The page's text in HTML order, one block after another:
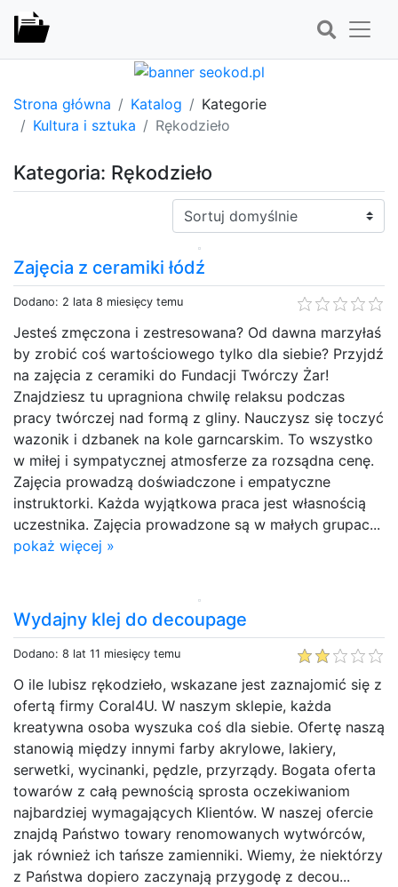
Strona główna Katalog
Kategorie
Kultura i sztuka
Rękodzieło
Kategoria: Rękodzieło
Sortuj:
Zajęcia z ceramiki łódź
Dodano: 2 lata 8 miesięcy temu
Jesteś zmęczona i zestresowana? Od dawna marzyłaś
by zrobić coś wartościowego tylko dla siebie? Przyjdź
na zajęcia z ceramiki do Fundacji Twórczy Żar!
Znajdziesz tu upragniona chwilę relaksu podczas
pracy twórczej nad formą z gliny. Nauczysz się toczyć
wazonik i dzbanek na kole garncarskim. To wszystko
w miłej i sympatycznej atmosferze za rozsądna cenę.
Zajęcia prowadzą doświadczone i empatyczne
instruktorki. Każda wyjątkowa praca jest własnością
uczestnika. Zajęcia prowadzone są w małych grupac...
pokaż więcej »
Wydajny klej do decoupage
Dodano: 8 lat 11 miesięcy temu
O ile lubisz rękodzieło, wskazane jest zaznajomić się z
ofertą firmy Coral4U. W naszym sklepie, każda
kreatywna osoba wyszuka coś dla siebie. Ofertę naszą
stanowią między innymi farby akrylowe, lakiery,
serwetki, wycinanki, pędzle, przyrządy. Bogata oferta
towarów z całą pewnością sprosta oczekiwaniom
najbardziej wymagających Klientów. W naszej ofercie
znajdą Państwo towary renomowanych wytwórców,
jak również ich tańsze zamienniki. Wiemy, że niektórzy
z Państwa dopiero zaczynają przygodę z decou...